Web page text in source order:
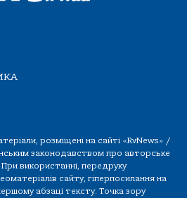
розміщені на сайті «RvNews» /
законодавством про авторське
При використанні, передруку
сайту, гіперпосилання на
абзаці тексту. Точка зору